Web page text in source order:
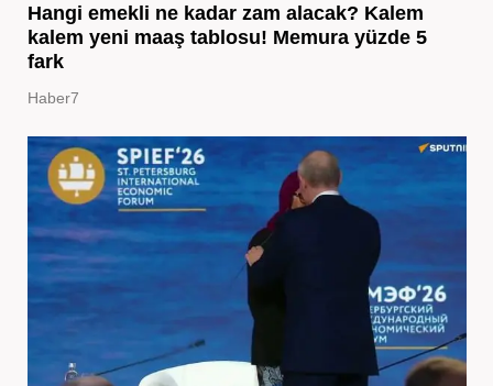
Hangi emekli ne kadar zam alacak? Kalem
kalem yeni maaş tablosu! Memura yüzde 5
fark
Haber7